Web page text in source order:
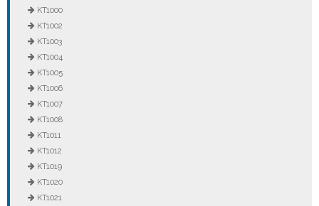
KT1000
KT1002
KT1003
KT1004
KT1005
KT1006
KT1007
KT1008
KT1011
KT1012
KT1019
KT1020
KT1021